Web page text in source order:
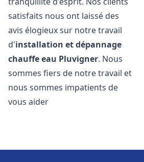
satisfaits nous ont laissé des
avis élogieux sur notre travail
d'installation et dépannage
chauffe eau Pluvigner. Nous
sommes fiers de notre travail et
nous sommes impatients de
vous aider